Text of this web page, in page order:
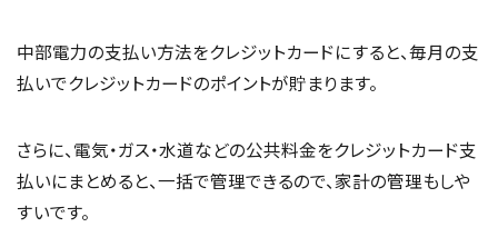
中部電力の支払い方法をクレジットカードにすると、毎月の支
払いでクレジットカードのポイントが貯まります。
さらに、電気・ガス・水道などの公共料金をクレジットカード支
払いにまとめると、一括で管理できるので、家計の管理もしや
すいです。